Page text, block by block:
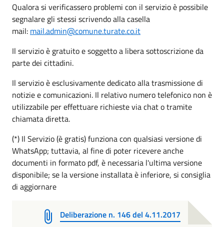
Qualora si verificassero problemi con il servizio è possibile
segnalare gli stessi scrivendo alla casella
mail: mail.admin@comune.turate.co.it
Il servizio è gratuito e soggetto a libera sottoscrizione da
parte dei cittadini.
Il servizio è esclusivamente dedicato alla trasmissione di
notizie e comunicazioni. Il relativo numero telefonico non è
utilizzabile per effettuare richieste via chat o tramite
chiamata diretta.
(*) Il Servizio (è gratis) funziona con qualsiasi versione di
WhatsApp; tuttavia, al fine di poter ricevere anche
documenti in formato pdf, è necessaria l'ultima versione
disponibile; se la versione installata è inferiore, si consiglia
di aggiornare
Deliberazione n. 146 del 4.11.2017